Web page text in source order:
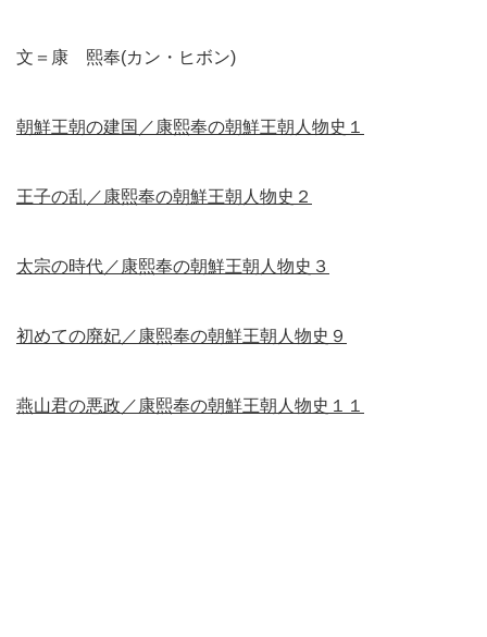
文＝康 熙奉(カン・ヒボン)
朝鮮王朝の建国／康熙奉の朝鮮王朝人物史１
王子の乱／康熙奉の朝鮮王朝人物史２
太宗の時代／康熙奉の朝鮮王朝人物史３
初めての廃妃／康熙奉の朝鮮王朝人物史９
燕山君の悪政／康熙奉の朝鮮王朝人物史１１